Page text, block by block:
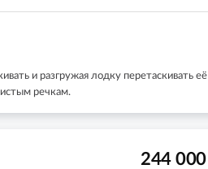
и разгружая лодку перетаскивать
речкам.
244 000